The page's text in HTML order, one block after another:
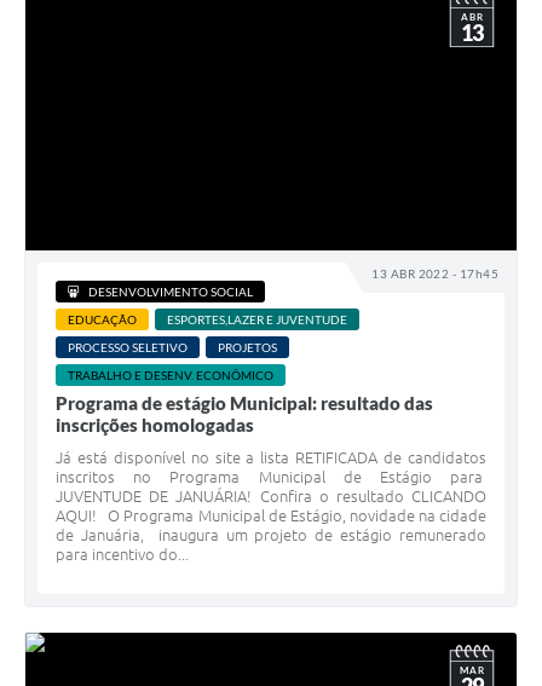
13 ABR 2022 - 17h45
ABR
13
DESENVOLVIMENTO SOCIAL
EDUCAÇÃO
ESPORTES,LAZER E JUVENTUDE
PROCESSO SELETIVO
PROJETOS
TRABALHO E DESENV. ECONÔMICO
Programa de estágio Municipal: resultado das
inscrições homologadas
Já está disponível no site a lista RETIFICADA de candidatos
inscritos no Programa Municipal de Estágio para
JUVENTUDE DE JANUÁRIA! Confira o resultado CLICANDO
AQUI! O Programa Municipal de Estágio, novidade na cidade
de Januária, inaugura um projeto de estágio remunerado
para incentivo do...
MAR